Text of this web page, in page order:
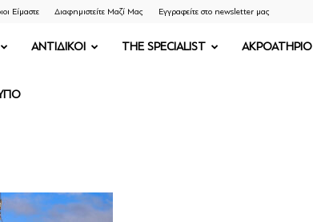
Είμαστε Διαφημιστείτε Μαζί Μας Εγγραφείτε στο newsletter μας
ΑΝΤΙΔΙΚΟΙ THE SPECIALIST ΑΚΡΟΑΤΗΡΙΟ